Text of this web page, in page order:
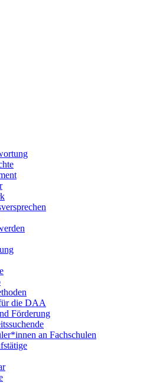
die DAA
Förderung
an Fachschulen